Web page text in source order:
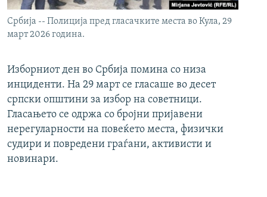
Србија -- Полиција пред гласачките места во Кула, 29
март 2026 година.
Изборниот ден во Србија помина со низа
инциденти. На 29 март се гласаше во десет
српски општини за избор на советници.
Гласањето се одржа со бројни пријавени
нерегуларности на повеќето места, физички
судири и повредени граѓани, активисти и
новинари.